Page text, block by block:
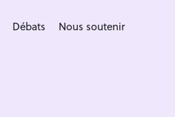
Débats Nous soutenir